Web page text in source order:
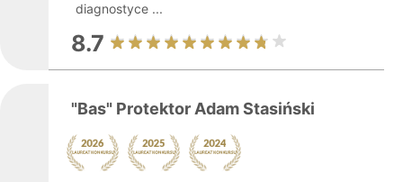
diagnostyce ...
8.7
"Bas" Protektor Adam Stasiński